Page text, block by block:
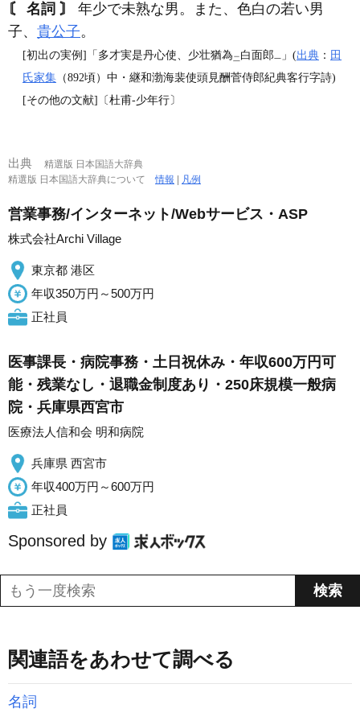
〘 名詞 〙
年少で未熟な男。また、色白の若い男
子、 貴公子。
[初出の実例]「多才実是丹心使、少壮猶為二白面郎一 」(出典 ： 田
氏家集 （892頃）中・継和渤海裴使頭見酬菅侍郎紀典客行字詩)
[その他の文献]〔杜甫‐少年行〕
出典
精選版 日本国語大辞典
精選版 日本国語大辞典について情報 凡例
営業事務/インターネット/Webサービス・ASP
株式会社Archi Village
東京都 港区
年収350万円～500万円
正社員
医事課長・病院事務・土日祝休み・年収600万円可
能・残業なし・退職金制度あり・250床規模一般病
院・兵庫県西宮市
医療法人信和会 明和病院
兵庫県 西宮市
年収400万円～600万円
正社員
Sponsored by
関連語をあわせて調べる
名詞